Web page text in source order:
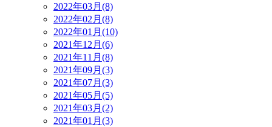
2022年03月(8)
2022年02月(8)
2022年01月(10)
2021年12月(6)
2021年11月(8)
2021年09月(3)
2021年07月(3)
2021年05月(5)
2021年03月(2)
2021年01月(3)